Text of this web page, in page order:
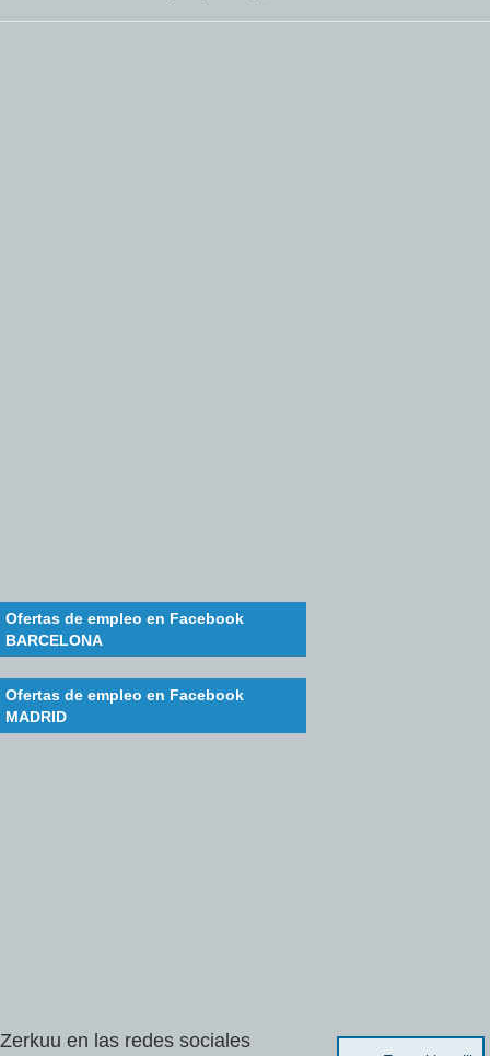
Ofertas de empleo en Facebook
BARCELONA
Ofertas de empleo en Facebook
MADRID
Zerkuu en las redes sociales